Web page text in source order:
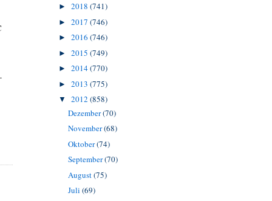
► 2018 (741)
► 2017 (746)
► 2016 (746)
► 2015 (749)
► 2014(770)
► 2013 (775)
▼ 2012 (858)
Dezember(70)
November(68)
Oktober(74)
September(70)
August(75)
Juli (69)